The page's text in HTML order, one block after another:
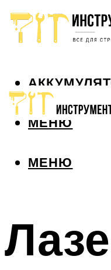
МЕНЮ
МЕНЮ